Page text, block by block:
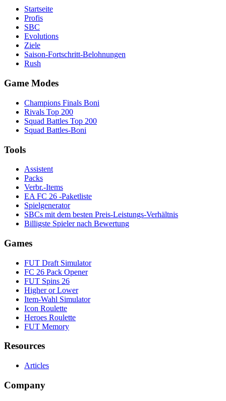
Startseite
Profis
SBC
Evolutions
Ziele
Saison-Fortschritt-Belohnungen
Rush
Game Modes
Champions Finals Boni
Rivals Top 200
Squad Battles Top 200
Squad Battles-Boni
Tools
Assistent
Packs
Verbr.-Items
EA FC 26 -Paketliste
Spielgenerator
SBCs mit dem besten Preis-Leistungs-Verhältnis
Billigste Spieler nach Bewertung
Games
FUT Draft Simulator
FC 26 Pack Opener
FUT Spins 26
Higher or Lower
Item-Wahl Simulator
Icon Roulette
Heroes Roulette
FUT Memory
Resources
Articles
Company